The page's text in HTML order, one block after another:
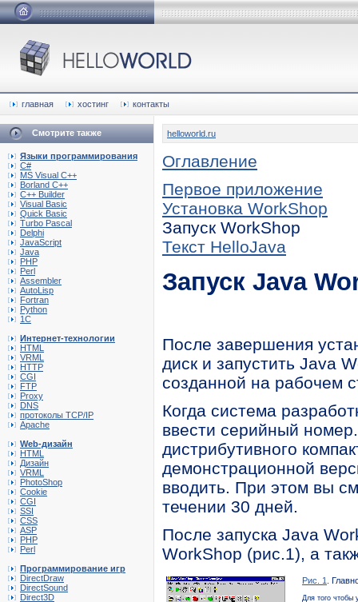
главная хостинг контакты
Смотрите также
Языки программирования
C#
MS Visual C++
Borland C++
C++ Builder
Visual Basic
Quick Basic
Turbo Pascal
Delphi
JavaScript
Java
PHP
Perl
Assembler
AutoLisp
Fortran
Python
1C
Интернет-технологии
HTML
VRML
HTTP
CGI
FTP
Proxy
DNS
протоколы TCP/IP
Apache
Web-дизайн
HTML
Дизайн
VRML
PhotoShop
Cookie
CGI
SSI
CSS
ASP
PHP
Perl
Программирование игр
DirectDraw
DirectSound
Direct3D
helloworld.ru
Оглавление
Первое приложение
Установка WorkShop
Запуск WorkShop
Текст HelloJava
Запуск Java
После завершения
диск и запустить Java
созданной на рабочем
Когда система
ввести серийный
дистрибутивного
демонстрационной
вводить. При этом вы
течении 30 дней.
После запуска Java
WorkShop (рис.1), а
Рис. 1 .
Для того чтобы